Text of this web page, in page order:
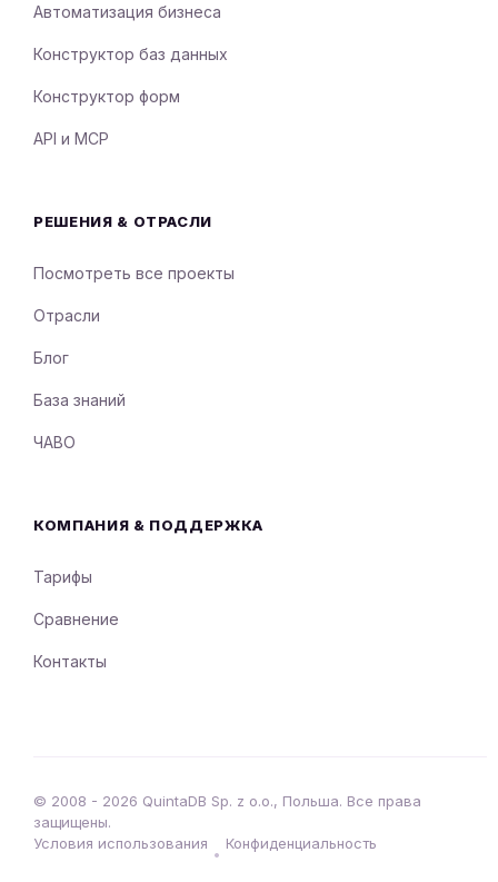
Автоматизация бизнеса
Конструктор баз данных
Конструктор форм
API и MCP
РЕШЕНИЯ & ОТРАСЛИ
Посмотреть все проекты
Отрасли
Блог
База знаний
ЧАВО
КОМПАНИЯ & ПОДДЕРЖКА
Тарифы
Сравнение
Контакты
© 2008 - 2026 QuintaDB Sp. z o.o., Польша. Все права
защищены.
Условия использования
•
Конфиденциальность